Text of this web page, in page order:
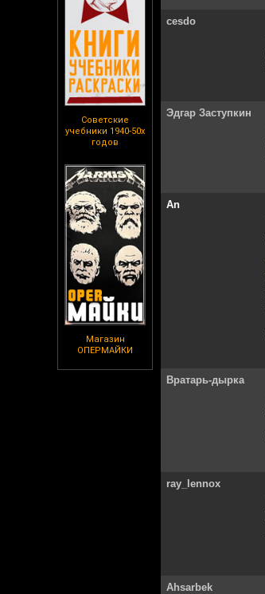
Советские
учебники 1940-50х
годов
Магазин
ОПЕРМАЙКИ
cesdo
Эдгар Заступкин
An
Вратарь-дырка
ray_lennox
Ahsarbek